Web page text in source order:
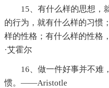
15、有什么样的思想，
的行为，就有什么样的习惯
样的性格；有什么样的性
·艾霍尔
16、做一件好事并不难
惯。——Aristotle